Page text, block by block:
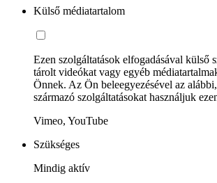
Külső médiatartalom
Ezen szolgáltatások elfogadásával külső
tárolt videókat vagy egyéb
Önnek. Az Ön beleegyezésével az
származó szolgáltatásokat használjuk
Vimeo, YouTube
Szükséges
Mindig aktív